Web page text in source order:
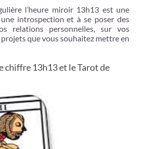
l’heure miroir 13h13 est une
introspection et à se poser des
relations personnelles, sur vos
que vous souhaitez mettre en
chiffre 13h13 et le Tarot de